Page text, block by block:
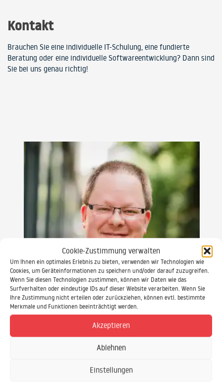
Cookie-Zustimmung verwalten
Um Ihnen ein optimales Erlebnis zu bieten, verwenden wir Technologien wie
Cookies, um Geräteinformationen zu speichern und/oder darauf zuzugreifen.
Wenn Sie diesen Technologien zustimmen, können wir Daten wie das
Surfverhalten oder eindeutige IDs auf dieser Website verarbeiten. Wenn Sie
Ihre Zustimmung nicht erteilen oder zurückziehen, können evtl. bestimmte
Merkmale und Funktionen beeinträchtigt werden.
Akzeptieren
Ablehnen
Einstellungen
Kontakt
Brauchen Sie eine individuelle IT-Schulung, eine fundierte
Beratung oder eine individuelle Softwareentwicklung? Dann sind
Sie bei uns genau richtig!
Daniel Ewald
Sekretariat & Seminar-Betreuung